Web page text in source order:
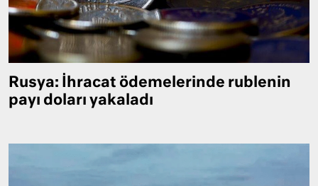
Rusya: İhracat ödemelerinde rublenin
payı doları yakaladı